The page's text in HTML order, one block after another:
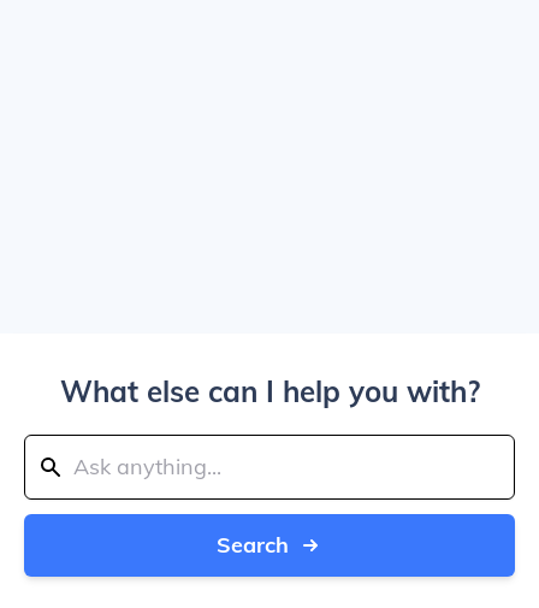
What else can I help you with?
Search